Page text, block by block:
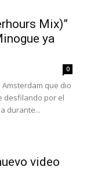
Mix)”
ya
0
que dio
desfilando por el
durante...
video